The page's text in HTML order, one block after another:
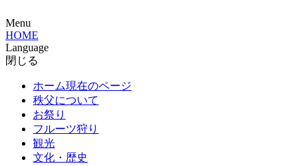
Menu
HOME
Language
閉じる
ホーム現在のページ
秩父について
お祭り
フルーツ狩り
観光
文化・歴史